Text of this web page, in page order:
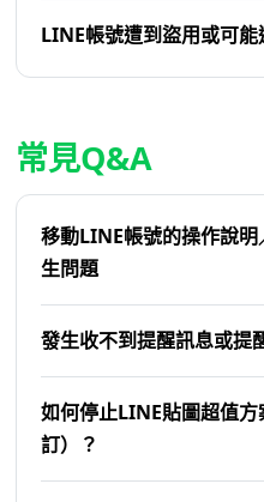
LINE帳號遭到盜用或可能
常見Q&A
移動LINE帳號的操作說
生問題
發生收不到提醒訊息或提
如何停止LINE貼圖超值
訂）？